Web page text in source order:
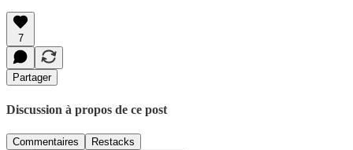
7
Partager
Discussion à propos de ce post
Commentaires Restacks